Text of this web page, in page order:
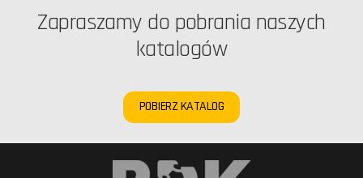
Zapraszamy do pobrania naszych
katalogów
POBIERZ KATALOG